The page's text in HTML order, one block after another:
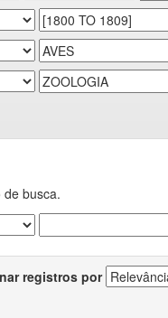
busca.
registros por